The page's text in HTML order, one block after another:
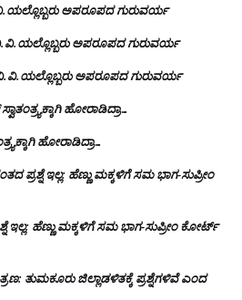
ಅಪರೂಪದ ಗುರುವರ್ಯ
ಅಪರೂಪದ ಗುರುವರ್ಯ
ಅಪರೂಪದ ಗುರುವರ್ಯ
ಹೋರಾಡಿದ್ರಾ…
ಹೋರಾಡಿದ್ರಾ…
ಪ್ರಶ್ನೆ ಇಲ್ಲ: ಹೆಣ್ಣು ಮಕ್ಕಳಿಗೆ ಸಮ ಭಾಗ-ಸುಪ್ರೀಂ
ಇಲ್ಲ: ಹೆಣ್ಣು ಮಕ್ಕಳಿಗೆ ಸಮ ಭಾಗ-ಸುಪ್ರೀಂ ಕೋರ್ಟ್
ತುಮಕೂರು ಜಿಲ್ಲಾಡಳಿತಕ್ಕೆ ಪ್ರಶ್ನೆಗಳಿವೆ ಎಂದ